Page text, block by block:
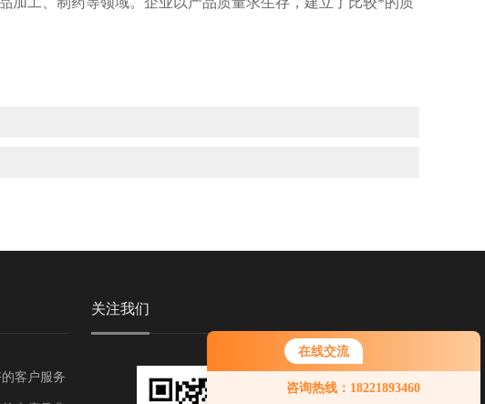
在线交流
咨询热线：18221893460
客户服务
关注我们